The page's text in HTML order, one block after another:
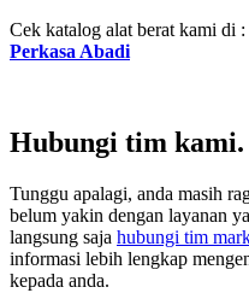
Cek katalog alat berat kami di :
Perkasa Abadi
Hubungi tim kami.
Tunggu apalagi, anda masih
belum yakin dengan layanan
langsung saja hubungi tim
informasi lebih lengkap
kepada anda.